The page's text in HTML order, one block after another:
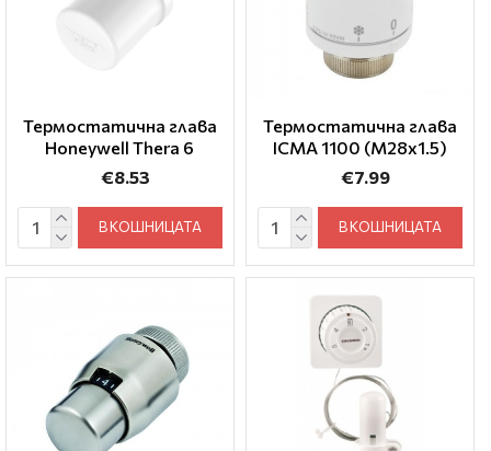
Термостатична глава
Honeywell Thera 6
€8.53
В КОШНИЦАТА
Термостатична глава
ICMA 1100 (M28x1.5)
€7.99
В КОШНИЦАТА